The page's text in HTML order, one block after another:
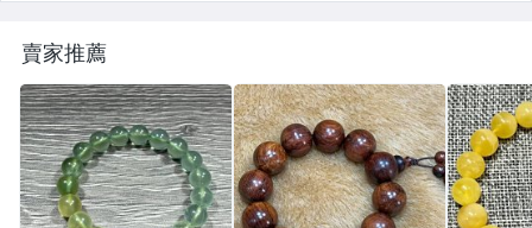
賣家推薦